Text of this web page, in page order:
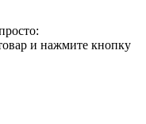
и нажмите кнопку